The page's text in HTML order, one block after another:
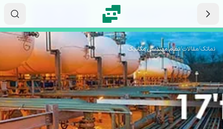
نماتک/مقالات/نظام مهندسی مکانیک